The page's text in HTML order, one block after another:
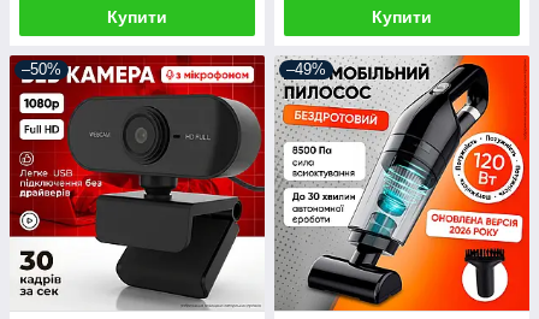
Купити Купити
–50% –49%